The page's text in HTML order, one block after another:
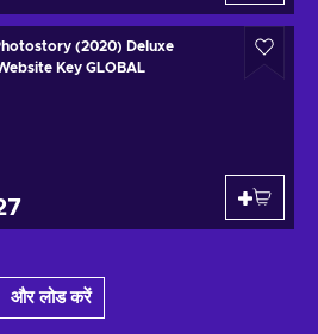
(2020) Deluxe
Key GLOBAL
और लोड करें